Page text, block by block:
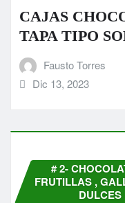
CAJAS
TAPA TIPO
Fausto Torres
Dic 13, 2023
# 2-
FRUTILLAS ,
DULCES